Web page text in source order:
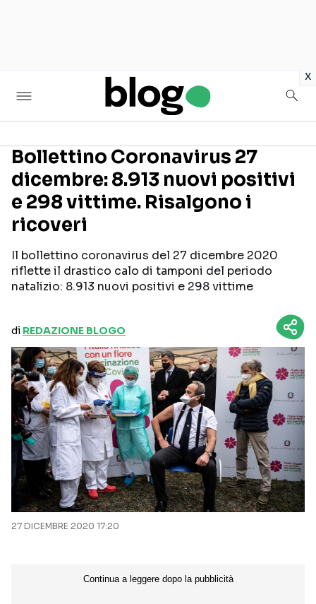
x
Seguici sui social
Bollettino Coronavirus 27
dicembre: 8.913 nuovi positivi
e 298 vittime. Risalgono i
ricoveri
Il bollettino coronavirus del 27 dicembre 2020
riflette il drastico calo di tamponi del periodo
natalizio: 8.913 nuovi positivi e 298 vittime
di REDAZIONE BLOGO
27 DICEMBRE 2020 17:20